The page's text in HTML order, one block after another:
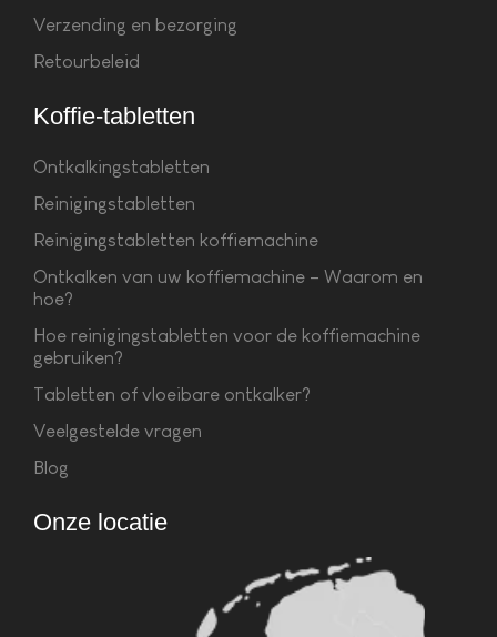
Verzending en bezorging
Retourbeleid
Koffie-tabletten
Ontkalkingstabletten
Reinigingstabletten
Reinigingstabletten koffiemachine
Ontkalken van uw koffiemachine – Waarom en
hoe?
Hoe reinigingstabletten voor de koffiemachine
gebruiken?
Tabletten of vloeibare ontkalker?
Veelgestelde vragen
Blog
Onze locatie